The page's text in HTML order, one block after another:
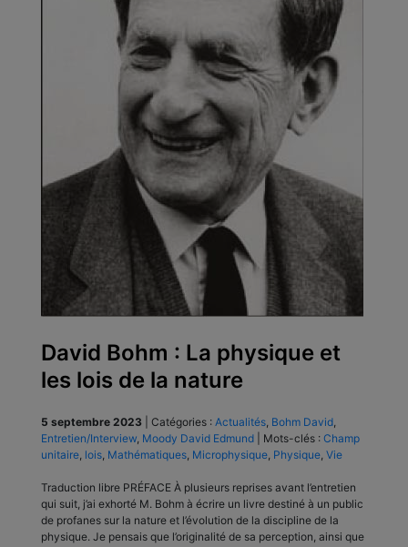
David Bohm : La physique et
les lois de la nature
5 septembre 2023 Catégories : Actualités, Bohm David,
Entretien/Interview, Moody David Edmund Mots-clés : Champ
unitaire, lois, Mathématiques, Microphysique, Physique, Vie
Traduction libre PRÉFACE À plusieurs reprises avant l’entretien
qui suit, j’ai exhorté M. Bohm à écrire un livre destiné à un public
de profanes sur la nature et l’évolution de la discipline de la
physique. Je pensais que l’originalité de sa perception, ainsi que